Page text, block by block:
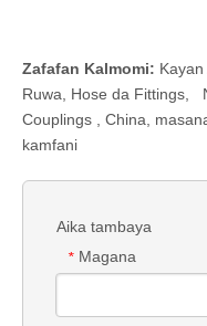
Zafafan Kalmomi: Kayan
Ruwa
Hose da Fittings
Couplings
, China,
kamfani
Aika tambaya
* Magana